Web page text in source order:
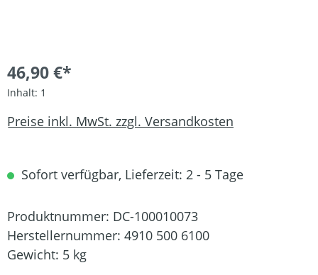
46,90 €*
Inhalt: 1
Preise inkl. MwSt. zzgl. Versandkosten
Sofort verfügbar, Lieferzeit: 2 - 5 Tage
Produktnummer: DC-100010073
Herstellernummer: 4910 500 6100
Gewicht: 5 kg